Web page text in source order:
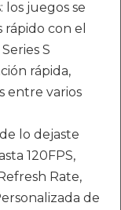
los juegos se
con el
S
rápida,
entre varios
lo dejaste
120FPS,
Rate,
de